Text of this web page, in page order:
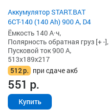
Аккумулятор START.BAT
6СТ-140 (140 Ah) 900 А, D4
Ёмкость 140 А·ч,
Полярность обратная груз [+ -],
Пусковой ток 900 А,
513x189x217
512р. при сдаче акб
551 р.
Купить